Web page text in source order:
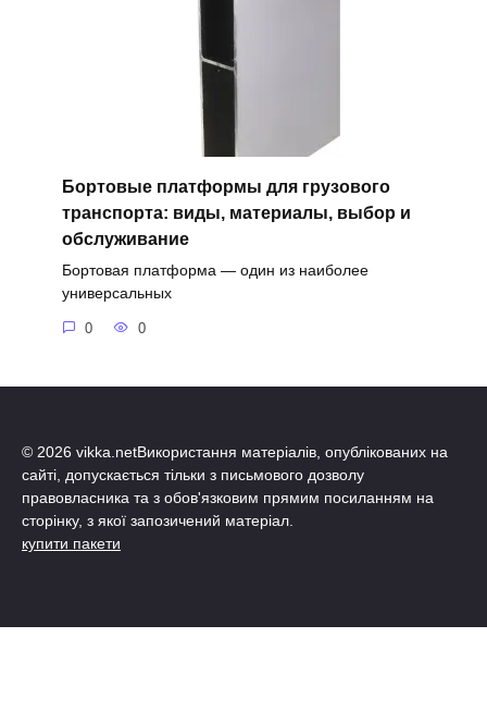
Бортовые платформы для грузового
транспорта: виды, материалы, выбор и
обслуживание
Бортовая платформа — один из наиболее
универсальных
0 0
© 2026 vikka.netВикористання матеріалів, опублікованих на
сайті, допускається тільки з письмового дозволу
правовласника та з обов'язковим прямим посиланням на
сторінку, з якої запозичений матеріал.
купити пакети